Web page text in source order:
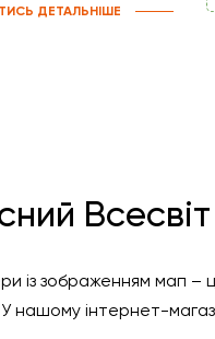
ДЕТАЛЬНІШЕ
Всесвіт
із зображенням мап
нашому інтернет-